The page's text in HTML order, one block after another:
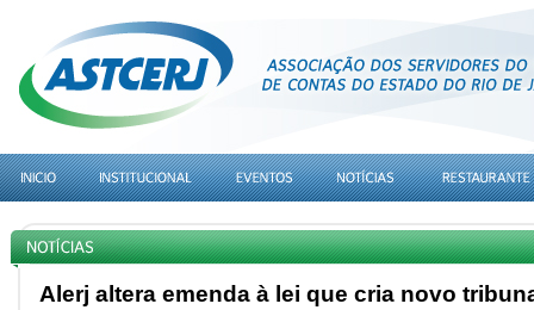
Alerj altera emenda à lei que cria novo